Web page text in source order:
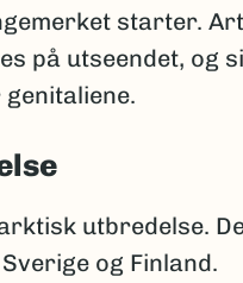
starter.
på utseendet, og
utbredelse.
og Finland.